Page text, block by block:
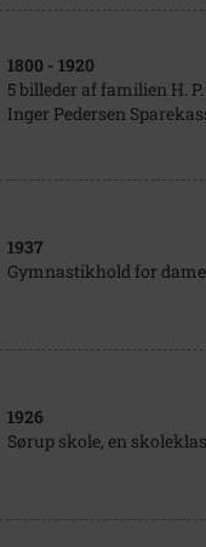
1800 - 1920
5 billeder af familien H.
Inger Pedersen
1937
Gymnastikhold for
1926
Sørup skole, en